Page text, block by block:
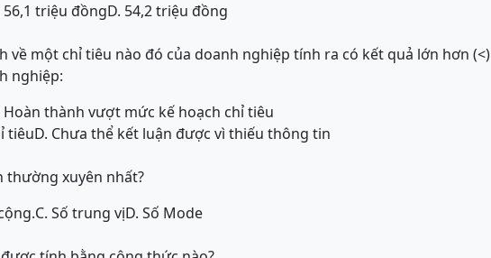
56,1 triệu đồngD. 54,2 triệu đồng
về một chỉ tiêu nào đó của doanh nghiệp tính ra có kết quả lớn hơn (<)
nghiệp:
Hoàn thành vượt mức kế hoạch chỉ tiêu
tiêuD. Chưa thể kết luận được vì thiếu thông tin
thường xuyên nhất?
C. Số trung vịD. Số Mode